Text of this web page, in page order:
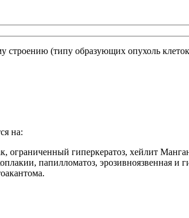
строению (типу образующих опухоль
на:
ограниченный гиперкератоз, хейлит
папилломатоз, эрозивноязвенная и